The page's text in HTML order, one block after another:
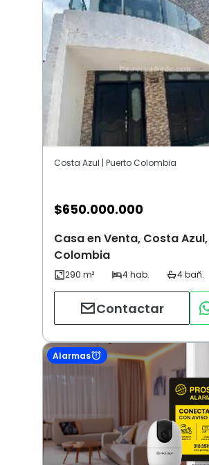
Costa Azul | Puerto Colombia
$650.000.000
Casa en Venta, Costa
Colombia
Contactar
Alarmas